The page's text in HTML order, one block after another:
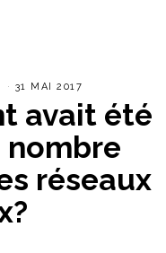
31 MAI 2017
avait été
nombre
réseaux